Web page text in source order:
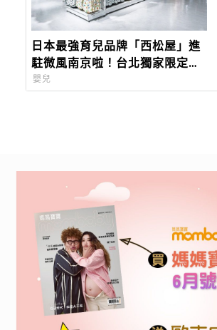
日本最強育兒品牌「西松屋」進
駐微風南京啦！台北獨家限定好
禮曝光，夏季商品8折起
嬰兒